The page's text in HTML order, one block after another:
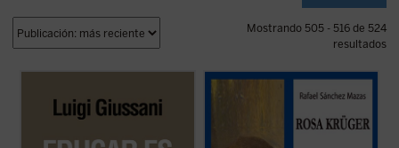
Mostrando 505 - 516 de 524
resultados
en la libertad y en la responsabilidad. El
sistema educativo español presenta
en todos sus flancos: desaparece cada vez
embajada de Chile en Madrid durante la
póstumamente por su mujer, Liliana
Rosa Krügeres una obra